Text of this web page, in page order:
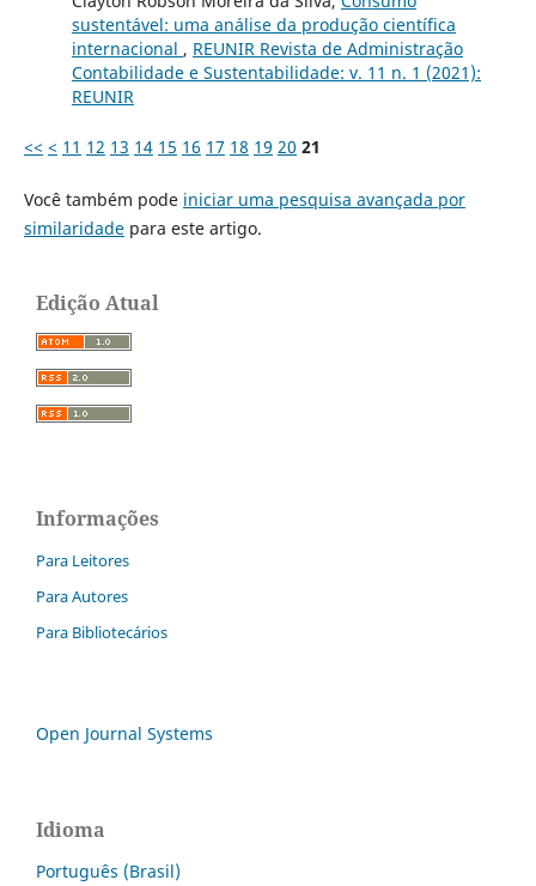
sustentável: uma análise da produção científica
internacional , REUNIR Revista de Administração
Contabilidade e Sustentabilidade: v. 11 n. 1 (2021):
REUNIR
<< < 11 12 13 14 15 16 17 18 19 20 21
Você também pode iniciar uma pesquisa avançada por
similaridadepara este artigo.
Edição Atual
Informações
Para Leitores
Para Autores
Para Bibliotecários
Open Journal Systems
Idioma
Português (Brasil)